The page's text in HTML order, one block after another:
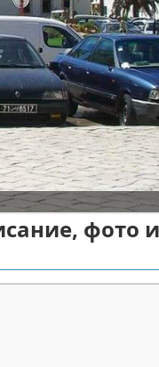
фото и